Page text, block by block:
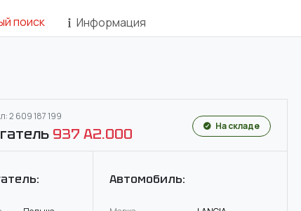
поиск Информация
2 609 187 199
937 A2.000 На складе
Автомобиль: